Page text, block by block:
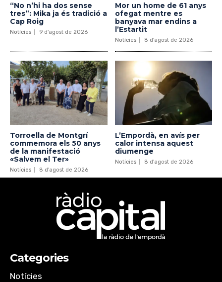
“No n’hi ha dos sense
tres”: Mika ja és tradició a
Cap Roig
Notícies 9 d'agost de 2026
Mor un home de 61 anys
ofegat mentre es
banyava mar endins a
l’Estartit
Notícies 8 d'agost de 2026
Torroella de Montgrí
commemora els 50 anys
de la manifestació
«Salvem el Ter»
Notícies 8 d'agost de 2026
L’Empordà, en avís per
calor intensa aquest
diumenge
Notícies 8 d'agost de 2026
Categories
Notícies